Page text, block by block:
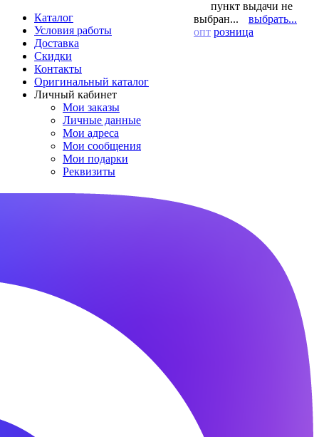
Каталог
Условия работы
Доставка
Скидки
Контакты
Оригинальный каталог
Личный кабинет
Мои заказы
Личные данные
Мои адреса
Мои сообщения
Мои подарки
Реквизиты
пункт выдачи не
выбран...
выбрать...
опт розница